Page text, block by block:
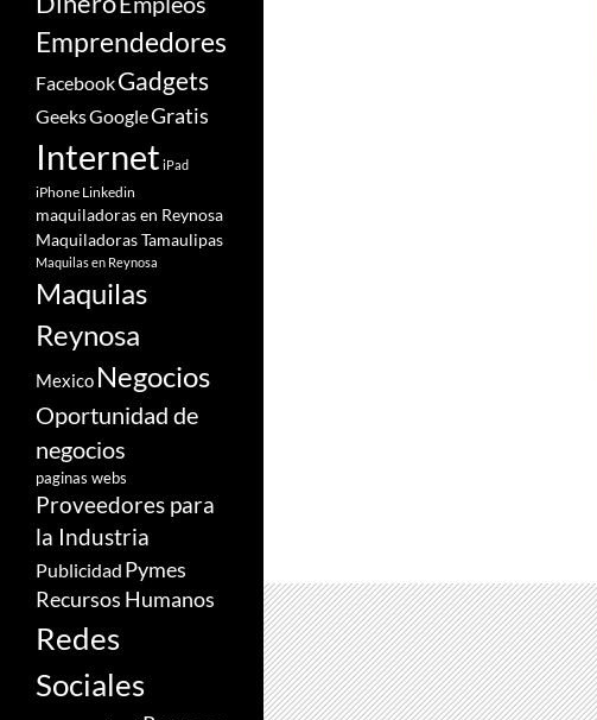
Emprendedores
FacebookGadgets
GeeksGoogleGratis
Internet iPad
iPhone Linkedin
maquiladoras en Reynosa
Maquiladoras Tamaulipas
Maquilas en Reynosa
Maquilas
Reynosa
Mexico Negocios
Oportunidad de
negocios
paginas webs
Proveedores para
la Industria
Publicidad Pymes
Recursos Humanos
Redes
Sociales